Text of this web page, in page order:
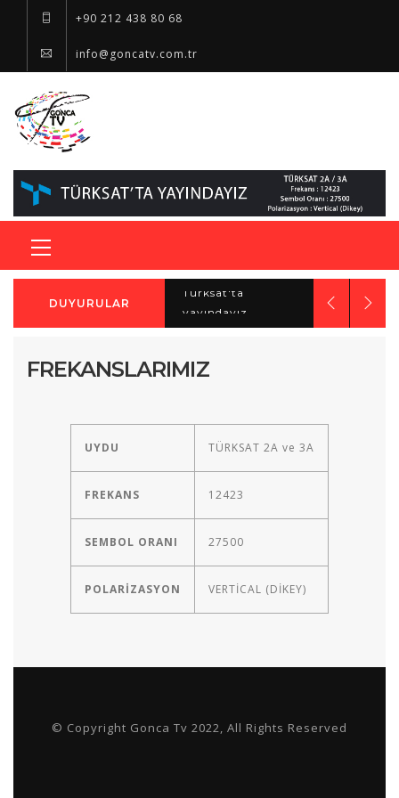
+90 212 438 80 68
info@goncatv.com.tr
DUYURULAR
yayındayız...
Yeni sezonda yep
sizlerleyiz...
FREKANSLARIMIZ
UYDU TÜRKSAT 2A ve 3A
FREKANS 12423
SEMBOL ORANI 27500
POLARİZASYON VERTİCAL (DİKEY)
© Copyright Gonca Tv 2022, All Rights Reserved